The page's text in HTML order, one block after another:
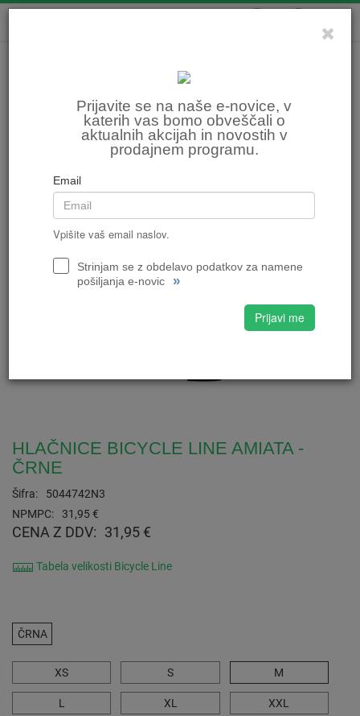
Prijavite se na naše e-novice, v
katerih vas bomo obveščali o
aktualnih akcijah in novostih v
prodajnem programu.
Email
Vpišite vaš email naslov.
Strinjam se z obdelavo podatkov za namene
pošiljanja e-novic
»
Prijavi me
HLAČNICE BICYCLE LINE AMIATA -
ČRNE
Šifra:
5044742N3
NPMPC:
31,95 €
CENA Z DDV: 31,95 €
Tabela velikosti Bicycle Line
ČRNA
XS S M
L XL XXL